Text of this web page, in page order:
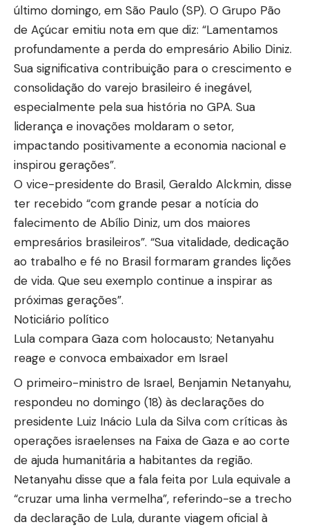
último domingo, em São Paulo (SP). O Grupo Pão
de Açúcar emitiu nota em que diz: “Lamentamos
profundamente a perda do empresário Abilio Diniz.
Sua significativa contribuição para o crescimento e
consolidação do varejo brasileiro é inegável,
especialmente pela sua história no GPA. Sua
liderança e inovações moldaram o setor,
impactando positivamente a economia nacional e
inspirou gerações”.
O vice-presidente do Brasil, Geraldo Alckmin, disse
ter recebido “com grande pesar a notícia do
falecimento de Abílio Diniz, um dos maiores
empresários brasileiros”. “Sua vitalidade, dedicação
ao trabalho e fé no Brasil formaram grandes lições
de vida. Que seu exemplo continue a inspirar as
próximas gerações”.
Noticiário político
Lula compara Gaza com holocausto; Netanyahu
reage e convoca embaixador em Israel
O primeiro-ministro de Israel, Benjamin Netanyahu,
respondeu no domingo (18) às declarações do
presidente Luiz Inácio Lula da Silva com críticas às
operações israelenses na Faixa de Gaza e ao corte
de ajuda humanitária a habitantes da região.
Netanyahu disse que a fala feita por Lula equivale a
“cruzar uma linha vermelha”, referindo-se a trecho
da declaração de Lula, durante viagem oficial à